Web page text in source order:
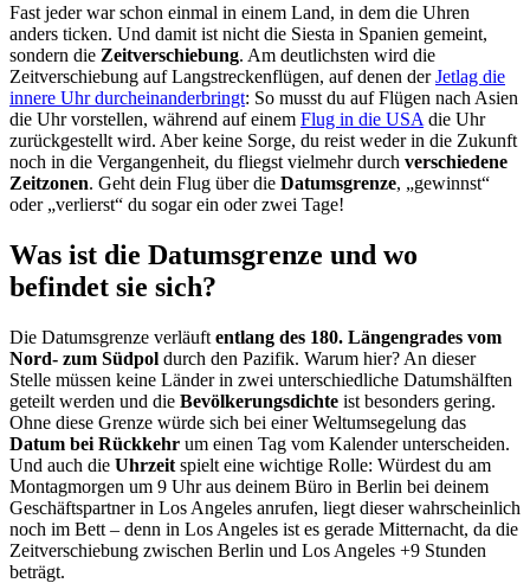
Fast jeder war schon einmal in einem Land, in dem die Uhren
anders ticken. Und damit ist nicht die Siesta in Spanien gemeint,
sondern die Zeitverschiebung. Am deutlichsten wird die
Zeitverschiebung auf Langstreckenflügen, auf denen derJetlag die
innere Uhr durcheinanderbringt: So musst du auf Flügen nach Asien
die Uhr vorstellen, während auf einem Flug in die USA die Uhr
zurückgestellt wird. Aber keine Sorge, du reist weder in die Zukunft
noch in die Vergangenheit, du fliegst vielmehr durch verschiedene
Zeitzonen. Geht dein Flug über die Datumsgrenze, „gewinnst“
oder „verlierst“ du sogar ein oder zwei Tage!
Was ist die Datumsgrenze und wo
befindet sie sich?
Die Datumsgrenze verläuft entlang des 180. Längengrades vom
Nord- zum Südpol durch den Pazifik. Warum hier? An dieser
Stelle müssen keine Länder in zwei unterschiedliche Datumshälften
geteilt werden und die Bevölkerungsdichte ist besonders gering.
Ohne diese Grenze würde sich bei einer Weltumsegelung das
Datum bei Rückkehr um einen Tag vom Kalender unterscheiden.
Und auch die Uhrzeit spielt eine wichtige Rolle: Würdest du am
Montagmorgen um 9 Uhr aus deinem Büro in Berlin bei deinem
Geschäftspartner in Los Angeles anrufen, liegt dieser wahrscheinlich
noch im Bett – denn in Los Angeles ist es gerade Mitternacht, da die
Zeitverschiebung zwischen Berlin und Los Angeles +9 Stunden
beträgt.